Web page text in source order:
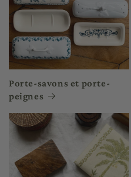
Porte-savons et porte-
peignes